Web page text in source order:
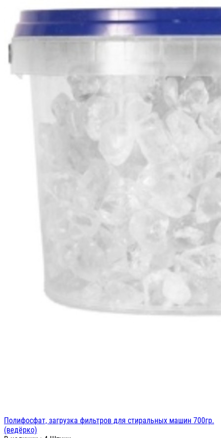
Полифосфат, загрузка фильтров для стиральных машин 700гр.
(ведёрко)